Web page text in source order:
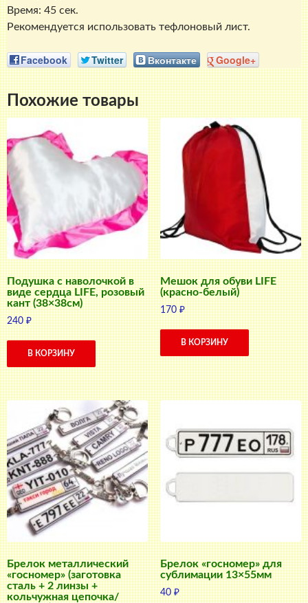
Время: 45 сек.
Рекомендуется использовать тефлоновый лист.
Facebook Twitter Вконтакте Google+
Похожие товары
Подушка с наволочкой в
виде сердца LIFE, розовый
кант (38×38см)
240₽
В КОРЗИНУ
Мешок для обуви LIFE
(красно-белый)
170₽
В КОРЗИНУ
Брелок металлический
«госномер» (заготовка
сталь + 2 линзы +
кольчужная цепочка/
Брелок «госномер» для
сублимации 13×55мм
40₽